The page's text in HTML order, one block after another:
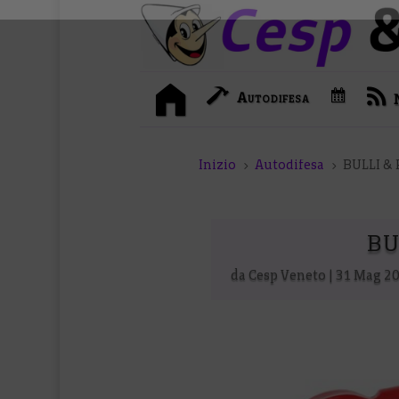
I
i
Autodifesa
d
a
Inizio 5 Autodifesa 5 BULLI &
da Cesp Veneto 31 Mag